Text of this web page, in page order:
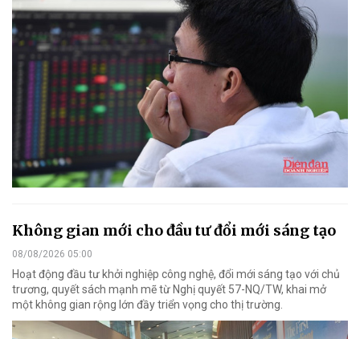
Không gian mới cho đầu tư đổi mới sáng tạo
08/08/2026 05:00
Hoạt động đầu tư khởi nghiệp công nghệ, đổi mới sáng tạo với chủ
trương, quyết sách mạnh mẽ từ Nghị quyết 57-NQ/TW, khai mở
một không gian rộng lớn đầy triển vọng cho thị trường.